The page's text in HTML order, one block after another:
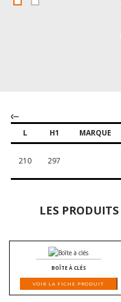
L H1 MARQUE
210 297
LES PRODUITS
BOÎTE À CLÉS
VOIR LA FICHE PRODUIT